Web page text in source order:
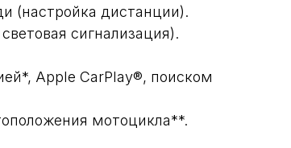
(настройка дистанции).
сигнализация).
Apple CarPlay®, поиском
мотоцикла**.